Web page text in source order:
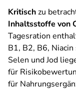
Kritischzu
Inhaltsstoffe von
Tagesration
B1, B2, B6,
Selen und Jod
für
für